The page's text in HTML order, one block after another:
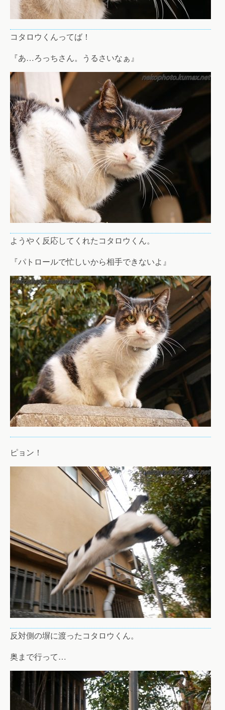
コタロウくんってば！
『あ…ろっちさん。うるさいなぁ』
ようやく反応してくれたコタロウくん。
『パトロールで忙しいから相手できないよ』
ピョン！
反対側の塀に渡ったコタロウくん。
奥まで行って…